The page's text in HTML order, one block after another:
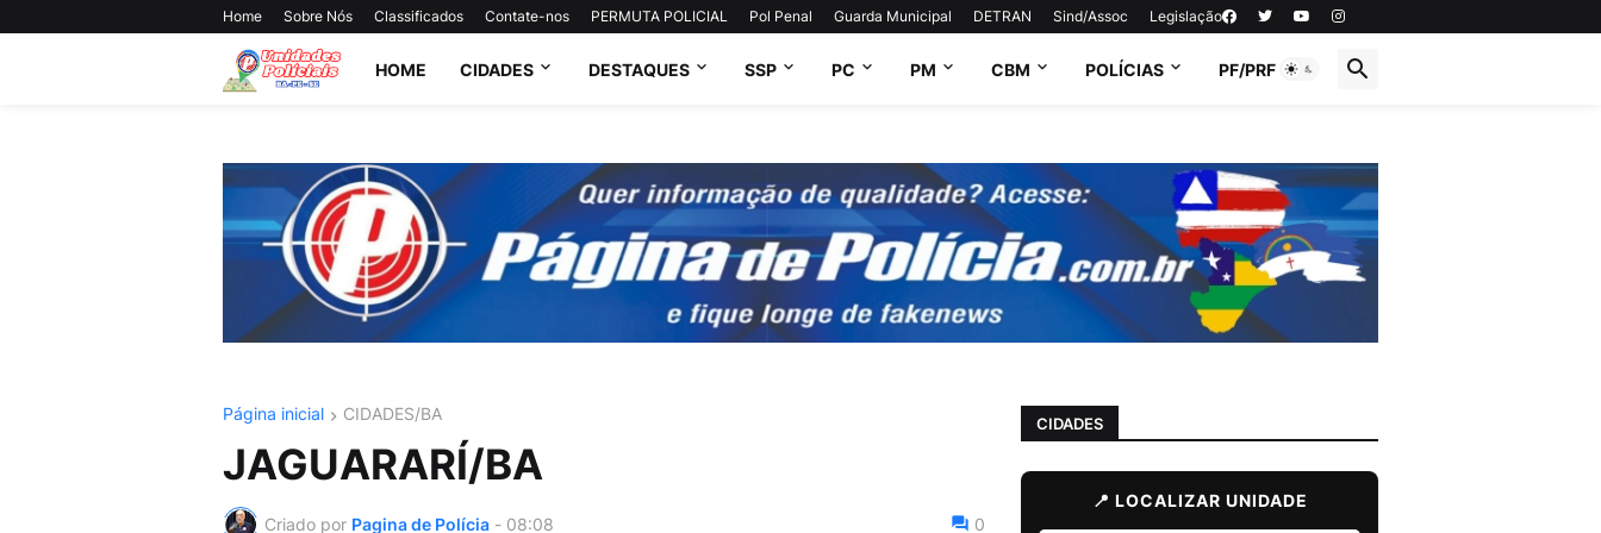
Home Sobre Nós Classificados Contate-nos PERMUTA POLICIAL Pol Penal Guarda Municipal DETRAN Sind/Assoc Legislação
HOME CIDADES DESTAQUES SSP PC PM CBM POLÍCIAS PF/PRF
Página inicial CIDADES/BA
JAGUARARÍ/BA
Criado por Pagina de Polícia - 08:08 0
CIDADES
📍 LOCALIZAR UNIDADE